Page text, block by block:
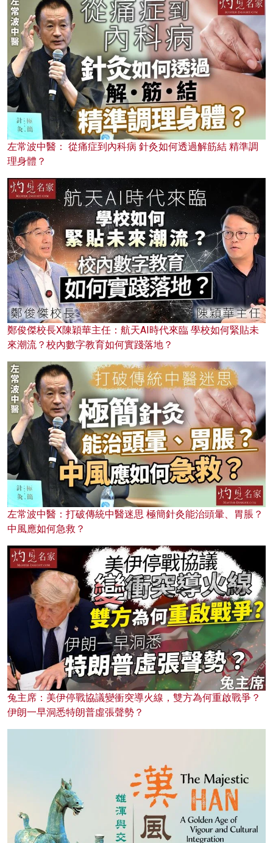
左常波中醫： 從痛症到內科病 針灸如何透過解筋結 精準調
理身體？
鄭俊傑校長X陳穎華主任：航天AI時代來臨 學校如何緊貼未
來潮流？校內數字教育如何實踐落地？
左常波中醫：打破傳統中醫迷思 極簡針灸能治頭暈、胃脹？
中風應如何急救？
兔主席：美伊停戰協議變衝突導火線，雙方為何重啟戰爭？
伊朗一早洞悉特朗普虛張聲勢？